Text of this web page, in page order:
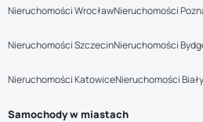
Nieruchomości WrocławNieruchomości
Nieruchomości SzczecinNieruchomości
Nieruchomości KatowiceNieruchomości
Samochody w miastach